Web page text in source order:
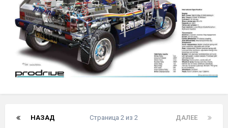
НАЗАД ДАЛЕЕ
Страница 2 из 2